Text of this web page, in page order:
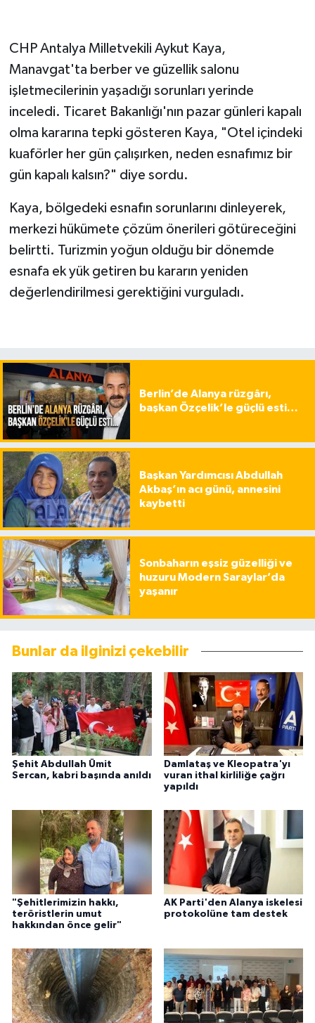
CHP Antalya Milletvekili Aykut Kaya,
Manavgat'ta berber ve güzellik salonu
işletmecilerinin yaşadığı sorunları yerinde
inceledi. Ticaret Bakanlığı'nın pazar günleri kapalı
olma kararına tepki gösteren Kaya, "Otel içindeki
kuaförler her gün çalışırken, neden esnafımız bir
gün kapalı kalsın?" diye sordu.
Kaya, bölgedeki esnafın sorunlarını dinleyerek,
merkezi hükümete çözüm önerileri götüreceğini
belirtti. Turizmin yoğun olduğu bir dönemde
esnafa ek yük getiren bu kararın yeniden
değerlendirilmesi gerektiğini vurguladı.
Berlin’de Alanya rüzgârı,
başkan Özçelik’le güçlü esti…
Başkan Yardımcısı Abdullah
Akbaş’ın acı günü, annesini
kaybetti
Sonbaharın eşsiz güzelliği ve
huzuru Modern Saraylar’da
yaşanır
Bunlar da ilginizi çekebilir
Şehit Abdullah Ümit
Sercan, kabri başında anıldı
Damlataş ve Kleopatra'yı
vuran ithal kirliliğe çağrı
yapıldı
"Şehitlerimizin hakkı,
teröristlerin umut
hakkından önce gelir"
AK Parti'den Alanya iskelesi
protokolüne tam destek